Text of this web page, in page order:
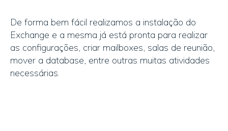
De forma bem fácil realizamos a instalação do
Exchange e a mesma já está pronta para realizar
as configurações, criar mailboxes, salas de reunião,
mover a database, entre outras muitas atividades
necessárias.